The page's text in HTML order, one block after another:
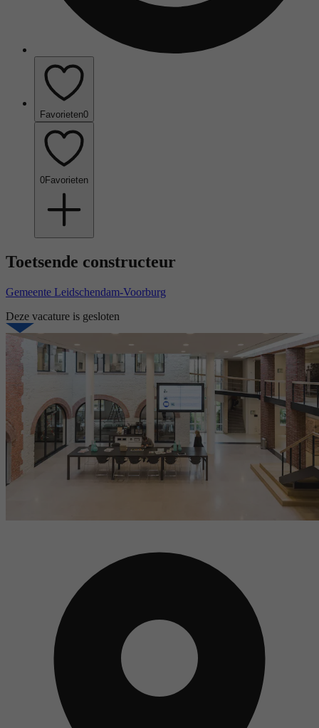
Favorieten0
0Favorieten
Toetsende constructeur
Gemeente Leidschendam-Voorburg
Deze vacature is gesloten